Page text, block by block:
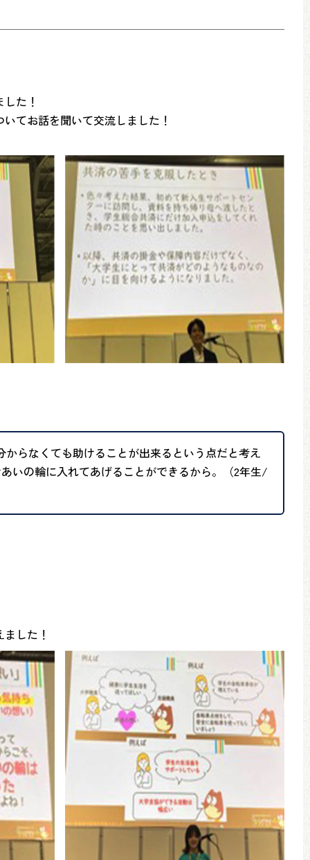
た！
てお話を聞いて交流しました！
らなくても助けることが出来るという点だと考え
いの輪に入れてあげることができるから。（2年生/
した！